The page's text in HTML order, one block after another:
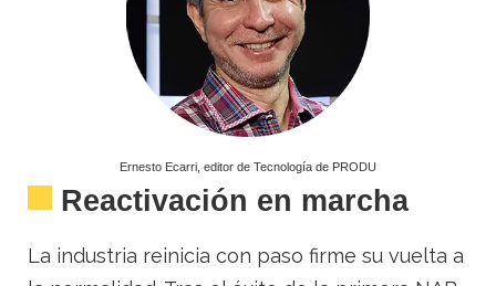
Ernesto Ecarri, editor de Tecnología de PRODU
Reactivación en marcha
La industria reinicia con paso firme su vuelta a